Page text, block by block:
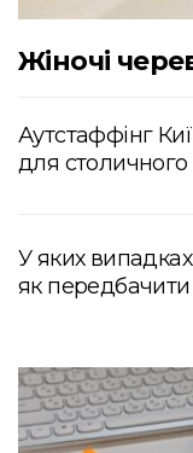
Жіночі
Аутстаффінг
для столичного
У яких
як